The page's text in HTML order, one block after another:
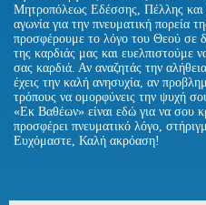
Μητροπόλεως Εδέσσης, Πέλλης και
αγωνία για την πνευματική πορεία
προσφέρουμε το λόγο του Θεού σε
της καρδιάς μας και ευελπιστούμε
σας καρδιά. Αν αναζητάς την
έχεις την καλή ανησυχία, αν
τρόπους να ομορφύνεις την ψυχή
«Εκ Βαθέων» είναι εδώ για να σου
προσφέρει πνευματικό λόγο,
Ευχόμαστε, Καλή ακρόαση!